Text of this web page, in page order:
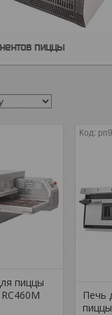
пиццы
пиццы
Печь